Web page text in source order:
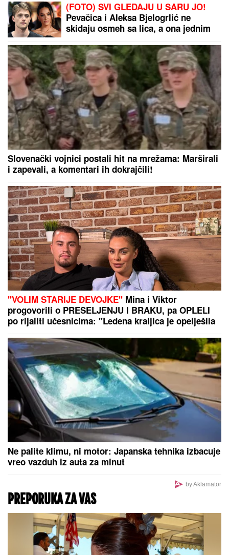
(FOTO) SVI GLEDAJU U SARU JO!
Pevačica i Aleksa Bjelogrlić ne
skidaju osmeh sa lica, a ona jednim
Slovenački vojnici postali hit na mrežama: Marširali
i zapevali, a komentari ih dokrajčili!
"VOLIM STARIJE DEVOJKE" Mina i Viktor
progovorili o PRESELJENJU I BRAKU, pa OPLELI
po rijaliti učesnicima: "Ledena kraljica je opelješila
Ne palite klimu, ni motor: Japanska tehnika izbacuje
vreo vazduh iz auta za minut
by Aklamator
PREPORUKA ZA VAS